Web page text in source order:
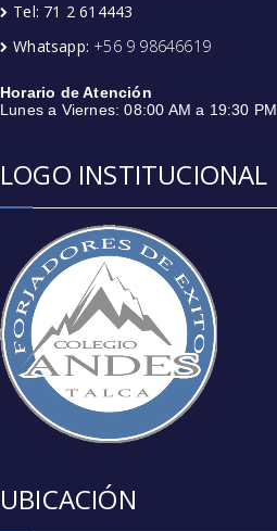
Tel: 71 2 614443
Whatsapp: +56 9 98646619
Horario de Atención
Lunes a Viernes: 08:00 AM a 19:30 PM
LOGO INSTITUCIONAL
UBICACIÓN